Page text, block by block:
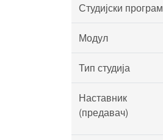
Студијски програм
Модул
Тип студија
Наставник
(предавач)